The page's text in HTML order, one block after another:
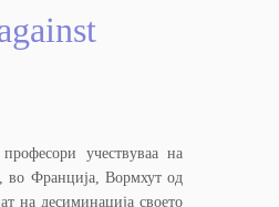
учествуваа на
во Франција, Вормхут од
на десиминација своето